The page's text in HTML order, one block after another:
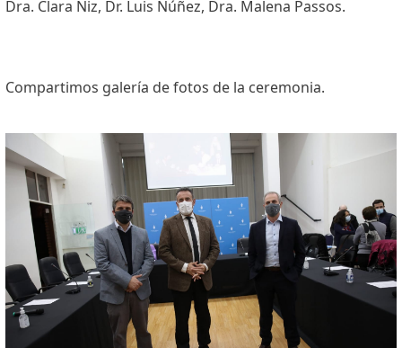
Dra. Clara Niz, Dr. Luis Núñez, Dra. Malena Passos.
Compartimos galería de fotos de la ceremonia.